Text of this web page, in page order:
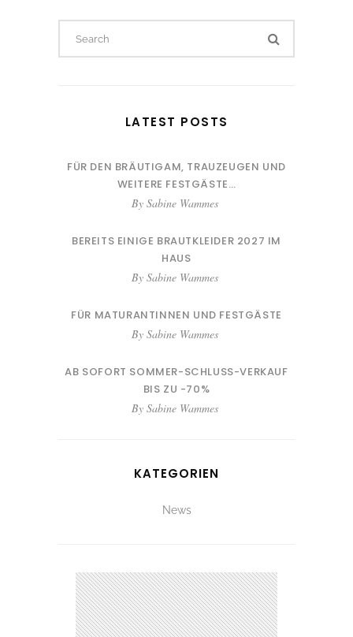
LATEST POSTS
FÜR DEN BRÄUTIGAM, TRAUZEUGEN UND
WEITERE FESTGÄSTE…
By Sabine Wammes
BEREITS EINIGE BRAUTKLEIDER 2027 IM
HAUS
By Sabine Wammes
FÜR MATURANTINNEN UND FESTGÄSTE
By Sabine Wammes
AB SOFORT SOMMER-SCHLUSS-VERKAUF
BIS ZU -70%
By Sabine Wammes
KATEGORIEN
News